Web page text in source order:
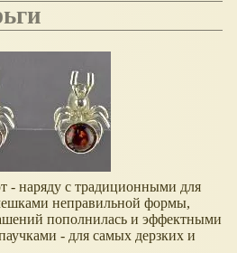
- наряду с традиционными для
неправильной формы,
пополнилась и эффектными
- для самых дерзких и